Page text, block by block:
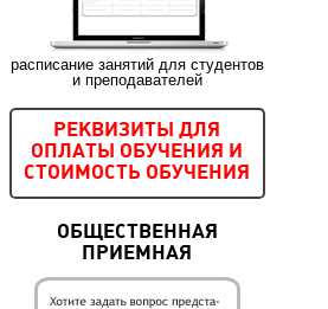
расписание занятий для студентов
и преподавателей
РЕКВИЗИТЫ ДЛЯ
ОПЛАТЫ ОБУЧЕНИЯ И
СТОИМОСТЬ ОБУЧЕНИЯ
ОБЩЕСТВЕННАЯ
ПРИЕМНАЯ